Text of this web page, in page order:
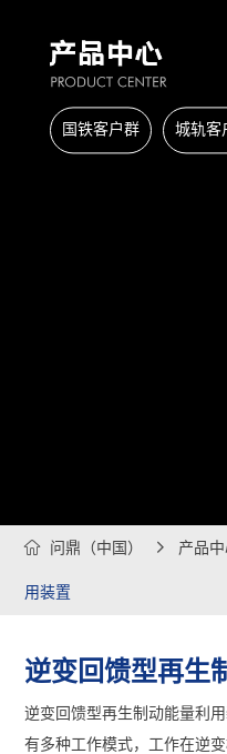
国铁客户群 城轨客
 问鼎（中国）  产品
用装置
逆变回馈型再生
逆变回馈型再生制动能量利
有多种工作模式，工作在逆